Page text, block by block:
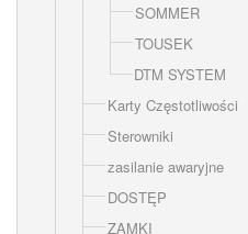
SOMMER
TOUSEK
DTM SYSTEM
Karty Częstotliwości
Sterowniki
zasilanie awaryjne
DOSTĘP
ZAMKI